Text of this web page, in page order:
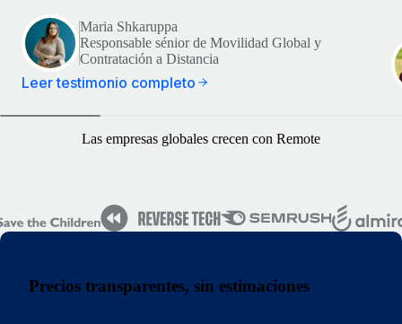
Maria Shkaruppa
Responsable sénior de Movilidad Global y
Contratación a Distancia
Leer testimonio completo
Las empresas globales crecen con Remote
Precios transparentes, sin estimaciones